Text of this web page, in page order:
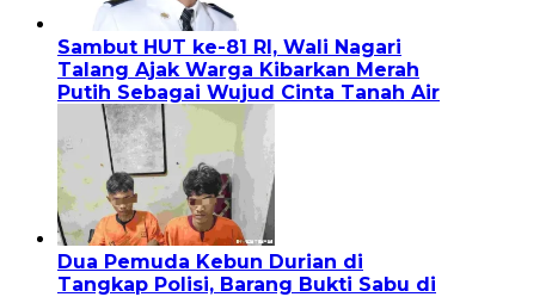
Sambut HUT ke-81 RI, Wali Nagari
Talang Ajak Warga Kibarkan Merah
Putih Sebagai Wujud Cinta Tanah Air
Dua Pemuda Kebun Durian di
Tangkap Polisi, Barang Bukti Sabu di